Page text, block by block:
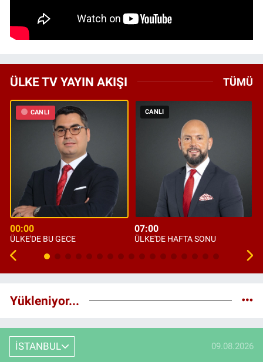
ÜLKE TV YAYIN AKIŞI TÜMÜ
CANLI
00:00
ÜLKE'DE BU GECE
CANLI
07:00
ÜLKE'DE HAFTA SONU
Yükleniyor...
İSTANBUL 09.08.2026